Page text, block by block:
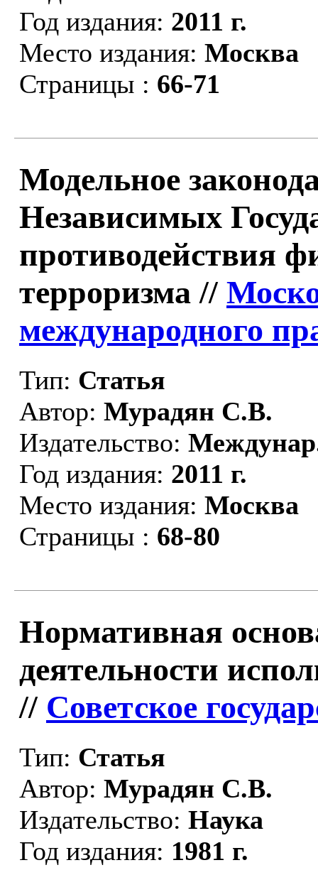
Год издания: 2011 г.
Место издания: Москва
Страницы : 66-71
Модельное
Независимых
противодействия
терроризма //
международного
Тип: Статья
Автор: Мурадян С.В.
Издательство:
Год издания: 2011 г.
Место издания: Москва
Страницы : 68-80
Нормативная
деятельности
// Советское
Тип: Статья
Автор: Мурадян С.В.
Издательство: Наука
Год издания: 1981 г.